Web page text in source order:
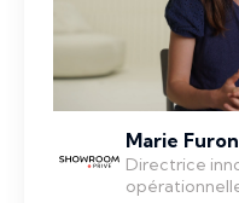
Marie Furon
Directrice